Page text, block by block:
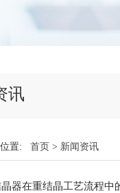
讯
置: 首页 > 新闻资讯
器在重结晶工艺流程中